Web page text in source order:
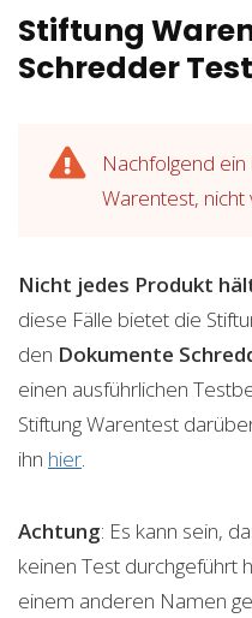
Stiftung
Schredder Test
Nachfolgend
Warentest,
Nicht jedes Produkt
diese Fälle bietet die
den Dokumente
einen ausführlichen
Stiftung Warentest
ihn hier.
Achtung: Es kann sein,
keinen Test durchgeführt
einem anderen Namen